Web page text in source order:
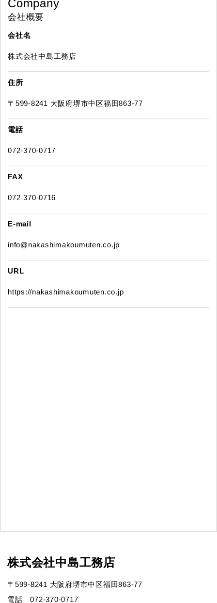
Company
会社概要
会社名
株式会社中島工務店
住所
〒599-8241 大阪府堺市中区福田863-77
電話
072-370-0717
FAX
072-370-0716
E-mail
info@nakashimakoumuten.co.jp
URL
https://nakashimakoumuten.co.jp
株式会社中島工務店
〒599-8241 大阪府堺市中区福田863-77
電話 072-370-0717